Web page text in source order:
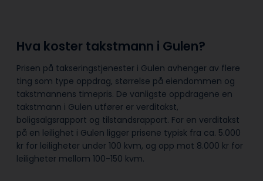
Hva koster takstmann i Gulen?
Prisen på takseringstjenester i Gulen avhenger av flere
ting som type oppdrag, størrelse på eiendommen og
takstmannens timepris. De vanligste oppdragene en
takstmann i Gulen utfører er verditakst,
boligsalgsrapport og tilstandsrapport. For en verditakst
på en leilighet i Gulen ligger prisene typisk fra ca. 5.000
kr for leiligheter under 100 kvm, og opp mot 8.000 kr for
leiligheter mellom 100-150 kvm.